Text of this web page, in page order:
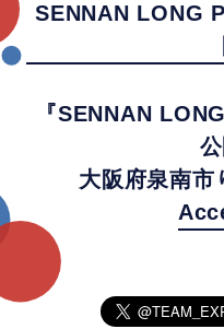
SENNAN LONG
『SENNAN
公
大阪府泉南市